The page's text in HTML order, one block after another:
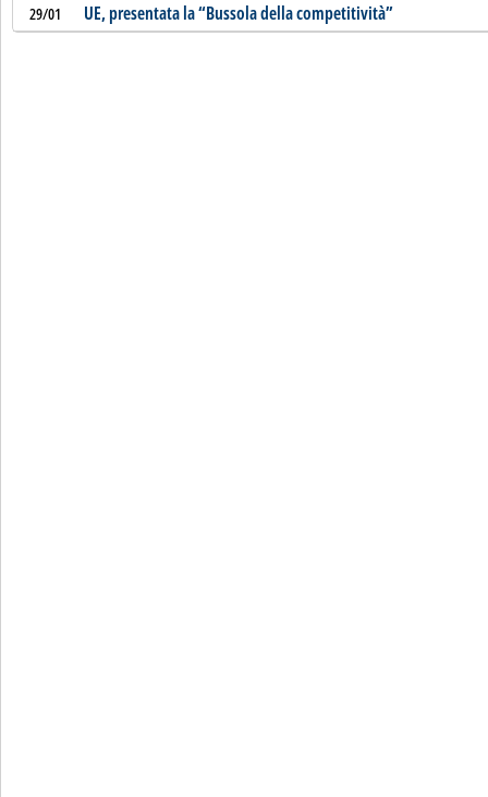
29/01 UE, presentata la “Bussola della competitività”